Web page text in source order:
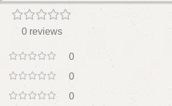
0 reviews
0
0
0